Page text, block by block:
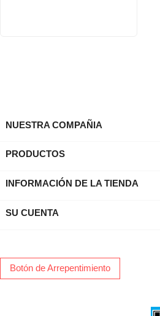
NUESTRA COMPAÑIA
PRODUCTOS
INFORMACIÓN DE LA TIENDA
SU CUENTA
Botón de Arrepentimiento